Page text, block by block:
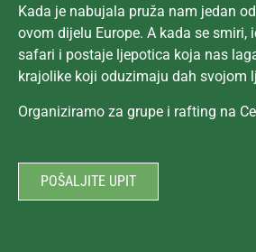
Kada je nabujala pruža nam jedan
ovom dijelu Europe. A kada se smiri,
safari i postaje ljepotica koja nas
krajolike koji oduzimaju dah svojom
Organiziramo za grupe i rafting na
POŠALJITE UPIT